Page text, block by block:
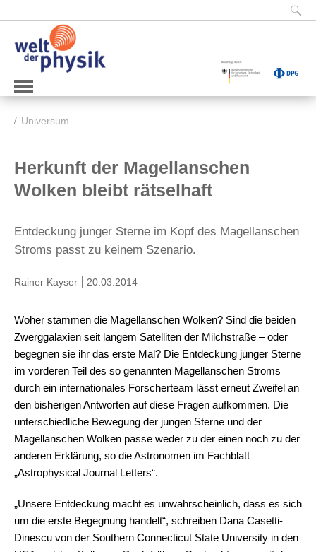
Universum
Herkunft der Magellanschen
Wolken bleibt rätselhaft
Entdeckung junger Sterne im Kopf des Magellanschen
Stroms passt zu keinem Szenario.
Rainer Kayser 20.03.2014
Woher stammen die Magellanschen Wolken? Sind die beiden
Zwerggalaxien seit langem Satelliten der Milchstraße – oder
begegnen sie ihr das erste Mal? Die Entdeckung junger Sterne
im vorderen Teil des so genannten Magellanschen Stroms
durch ein internationales Forscherteam lässt erneut Zweifel an
den bisherigen Antworten auf diese Fragen aufkommen. Die
unterschiedliche Bewegung der jungen Sterne und der
Magellanschen Wolken passe weder zu der einen noch zu der
anderen Erklärung, so die Astronomen im Fachblatt
„Astrophysical Journal Letters“.
„Unsere Entdeckung macht es unwahrscheinlich, dass es sich
um die erste Begegnung handelt“, schreiben Dana Casetti-
Dinescu von der Southern Connecticut State University in den